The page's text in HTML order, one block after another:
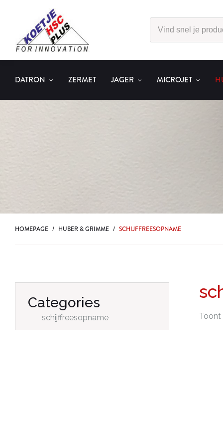
DATRON ZERMET JAGER MICROJET
HOMEPAGE / HUBER & GRIMME / SCHIJFFREESOPNAME
Toont
Categories
schijffreesopname